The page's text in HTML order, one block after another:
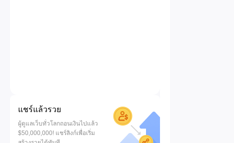
แชร์แล้วรวย
ผู้ดูแลเว็บทั่วโลกถอนเงินไปแล้ว
$50,000,000! แชร์ลิงก์เพื่อเริ่ม